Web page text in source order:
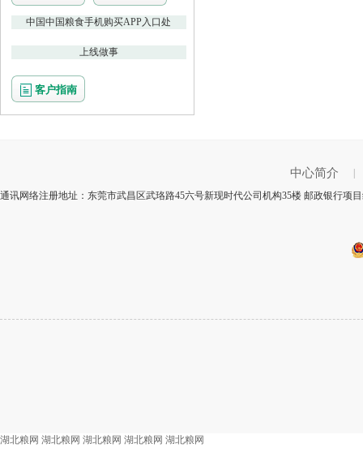
中国中国粮食手机购买APP入口处
上线做事
客户指南
中心简介
通讯网络注册地址：东莞市武昌区武珞路45六号新现时代公司机构35楼 邮政银行项
湖北粮网 湖北粮网 湖北粮网 湖北粮网 湖北粮网